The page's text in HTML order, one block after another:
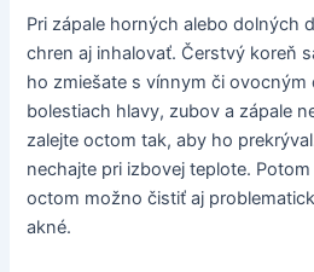
Pri zápale horných alebo dolných
chren aj inhalovať. Čerstvý koreň
ho zmiešate s vínnym či
bolestiach hlavy, zubov a zápale
zalejte octom tak, aby ho
nechajte pri izbovej teplote.
octom možno čistiť aj
akné.